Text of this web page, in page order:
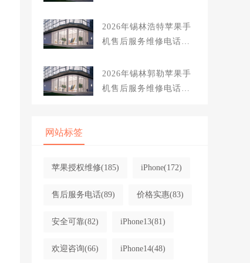
对比知名
2026年锡林浩特苹果手
机售后服务维修电话推
排名对比知名
2026年锡林郭勒苹果手
机售后服务维修电话推
网站标签
苹果授权维修(185) iPhone(172)
售后服务电话(89) 价格实惠(83)
安全可靠(82) iPhone13(81)
欢迎咨询(66) iPhone14(48)